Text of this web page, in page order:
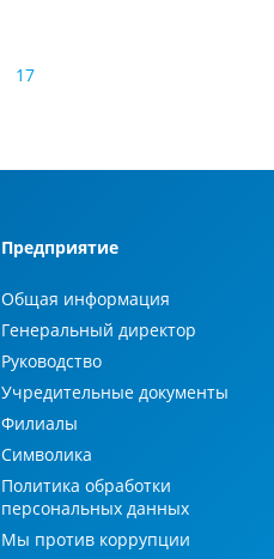
17
Предприятие
Общая информация
Генеральный директор
Руководство
Учредительные документы
Филиалы
Символика
Политика обработки
персональных данных
Мы против коррупции